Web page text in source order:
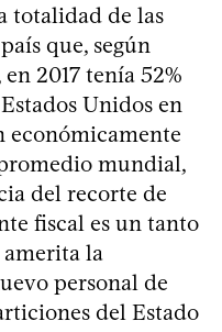
totalidad de las
que, según
2017 tenía 52%
Unidos en
económicamente
mundial,
del recorte de
fiscal es un tanto
la
personal de
del Estado